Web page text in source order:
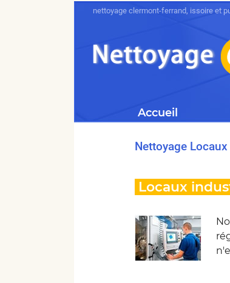
nettoyage clermont-ferrand, issoire et
Accueil
Nettoyage Locaux
Locaux